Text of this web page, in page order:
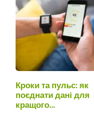
Кроки та пульс: як
поєднати дані для
кращого…